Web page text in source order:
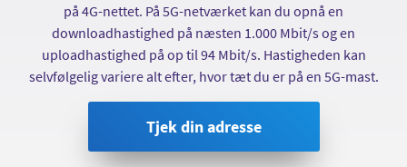
på 4G-nettet. På 5G-netværket kan du opnå en
downloadhastighed på næsten 1.000 Mbit/s og en
uploadhastighed på op til 94 Mbit/s. Hastigheden kan
selvfølgelig variere alt efter, hvor tæt du er på en 5G-mast.
Tjek din adresse